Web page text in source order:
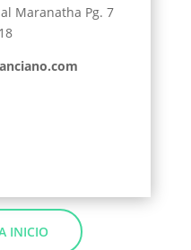
Maranatha Pg. 7
INICIO